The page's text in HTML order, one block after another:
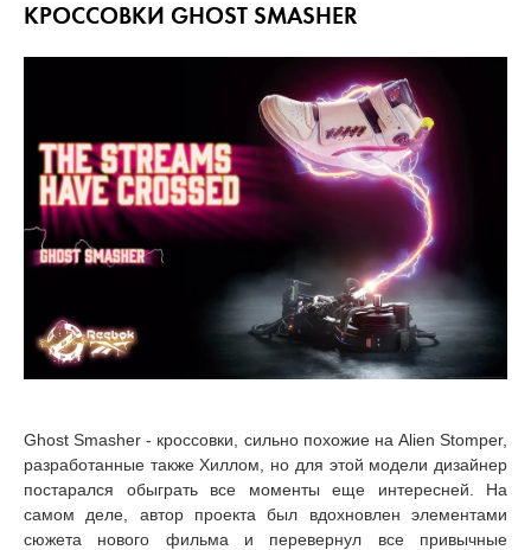
КРОССОВКИ GHOST SMASHER
Ghost Smasher - кроссовки, сильно похожие на Alien Stomper,
разработанные также Хиллом, но для этой модели дизайнер
постарался обыграть все моменты еще интересней. На
самом деле, автор проекта был вдохновлен элементами
сюжета нового фильма и перевернул все привычные